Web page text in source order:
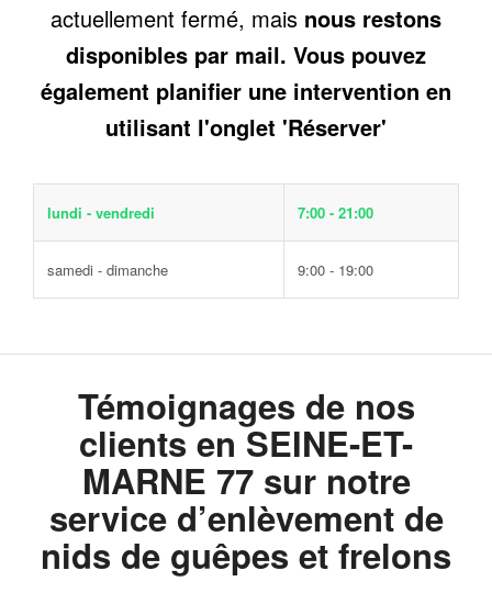
actuellement fermé, mais nous restons
disponibles par mail. Vous pouvez
également planifier une intervention en
utilisant l'onglet 'Réserver'
lundi - vendredi 7:00 - 21:00
samedi - dimanche 9:00 - 19:00
Témoignages de nos
clients en SEINE-ET-
MARNE 77 sur notre
service d’enlèvement de
nids de guêpes et frelons